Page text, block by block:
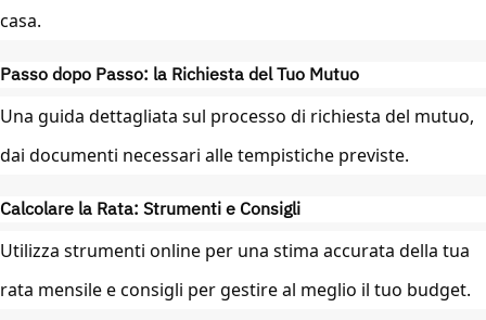
casa.
Passo dopo Passo: la Richiesta del Tuo Mutuo
Una guida dettagliata sul processo di richiesta del mutuo,
dai documenti necessari alle tempistiche previste.
Calcolare la Rata: Strumenti e Consigli
Utilizza strumenti online per una stima accurata della tua
rata mensile e consigli per gestire al meglio il tuo budget.